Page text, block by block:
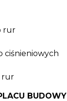
rur
ciśnieniowych
rur
BUDOWY